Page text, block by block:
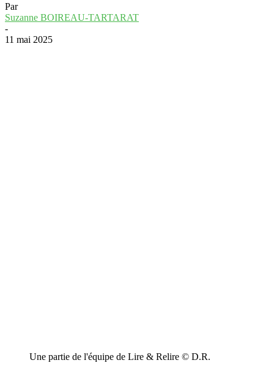
Par
Suzanne BOIREAU-TARTARAT
-
11 mai 2025
Une partie de l'équipe de Lire & Relire © D.R.